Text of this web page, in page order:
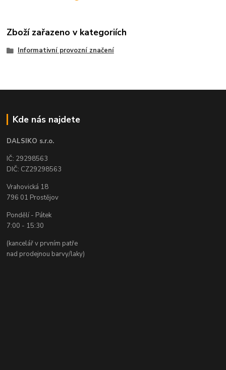
Zboží zařazeno v kategoriích
Informativní provozní značení
Kde nás najdete
DALSIKO s.r.o.
IČ: 29298563
DIČ: CZ29298563
Vrahovická 18
796 01 Prostějov
Pondělí - Pátek
7:00 - 15:30
(kancelář v prvním patře
nad prodejnou barvy/laky)